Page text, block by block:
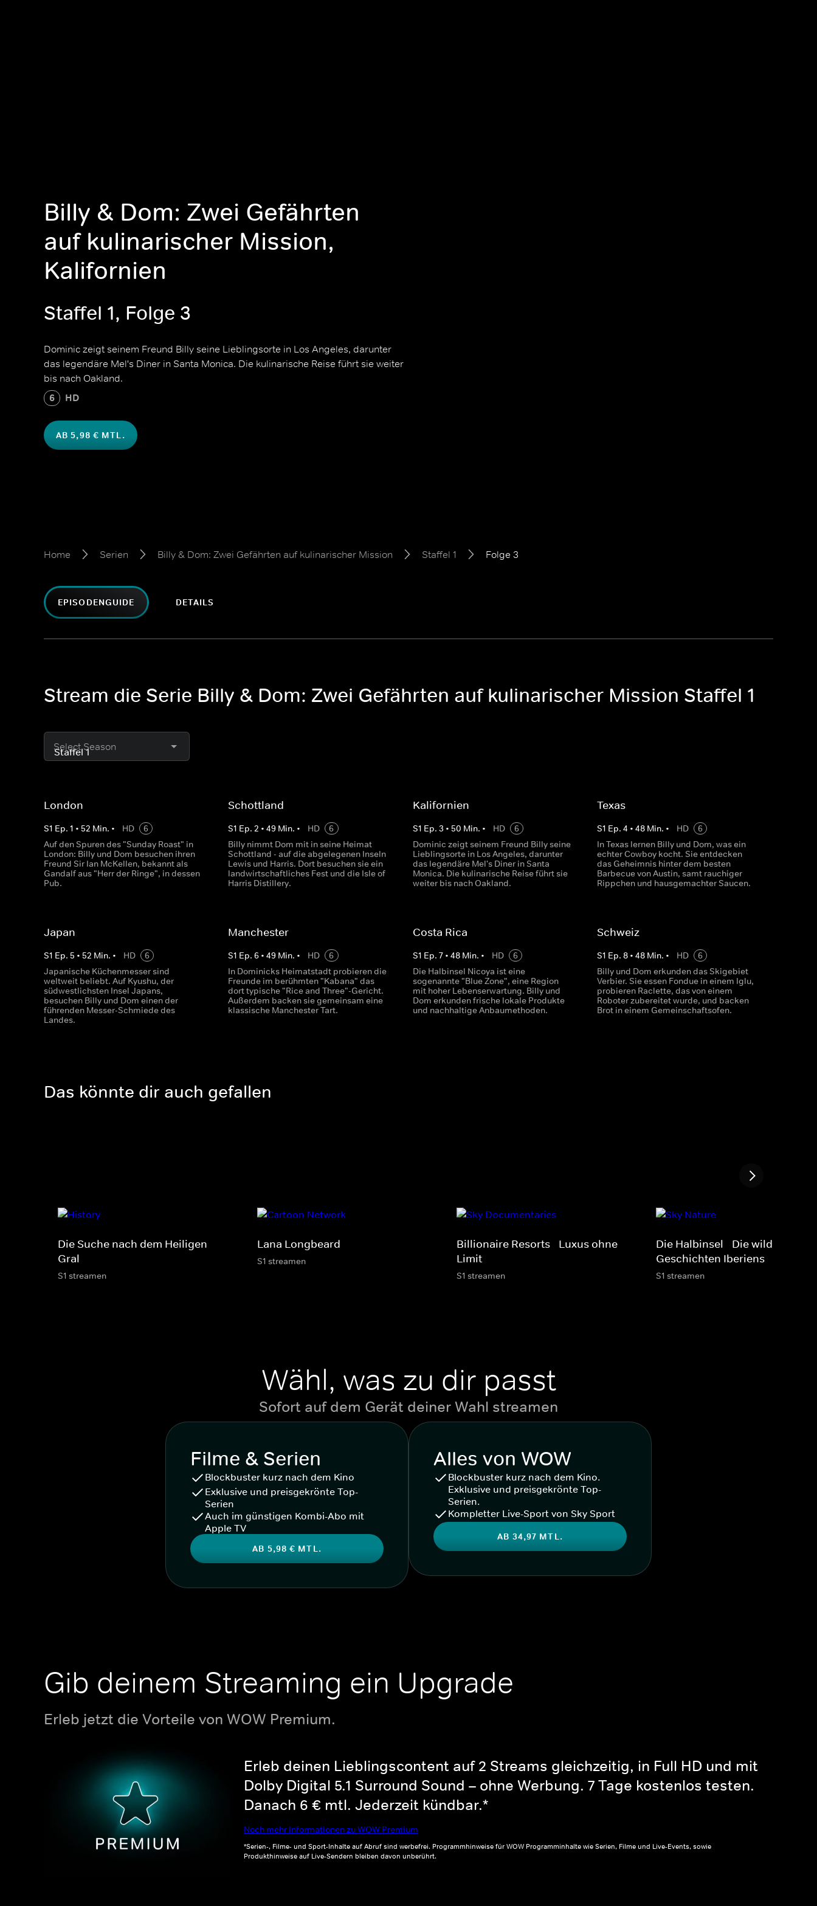
Billy & Dom: Zwei Gefährten
auf kulinarischer Mission,
Kalifornien
Staffel 1, Folge 3
Dominic zeigt seinem Freund Billy seine Lieblingsorte in Los Angeles, darunter
das legendäre Mel's Diner in Santa Monica. Die kulinarische Reise führt sie weiter
bis nach Oakland.
6 HD
AB 5,98 € MTL.
Home Serien Billy & Dom: Zwei Gefährten auf kulinarischer Mission Staffel 1 Folge 3
EPISODENGUIDE DETAILS
Stream die Serie Billy & Dom: Zwei Gefährten auf kulinarischer Mission Staffel 1
Select Season
London
S1 Ep. 1 • 52 Min. • HD
6
Auf den Spuren des "Sunday Roast" in
London: Billy und Dom besuchen ihren
Freund Sir Ian McKellen, bekannt als
Gandalf aus "Herr der Ringe", in dessen
Pub.
Schottland
S1 Ep.2 •49 Min. • HD
6
Billy nimmt Dom mit in seine Heimat
Schottland - auf die abgelegenen Inseln
Lewis und Harris. Dort besuchen sie ein
landwirtschaftliches Fest und die Isle of
Harris Distillery.
Kalifornien
S1 Ep. 3 • 50 Min. • HD
6
Dominic zeigt seinem Freund Billy seine
Lieblingsorte in Los Angeles, darunter
das legendäre Mel's Diner in Santa
Monica. Die kulinarische Reise führt sie
weiter bis nach Oakland.
Texas
S1 Ep. 4 • 48Min. • HD
6
In Texas lernen Billy und Dom, was ein
echter Cowboy kocht. Sie entdecken
das Geheimnis hinter dem besten
Barbecue von Austin, samt rauchiger
Rippchen und hausgemachter Saucen.
Japan
S1 Ep. 5 • 52 Min. • HD
6
Japanische Küchenmesser sind
weltweit beliebt. Auf Kyushu, der
südwestlichsten Insel Japans,
besuchen Billy und Dom einen der
führenden Messer-Schmiede des
Landes.
Manchester
S1 Ep.6 •49 Min. • HD
6
In Dominicks Heimatstadt probieren die
Freunde im berühmten "Kabana" das
dort typische "Rice and Three"-Gericht.
Außerdem backen sie gemeinsam eine
klassische Manchester Tart.
Costa Rica
S1 Ep. 7• 48Min. • HD
6
Die Halbinsel Nicoya ist eine
sogenannte "Blue Zone", eine Region
mit hoher Lebenserwartung. Billy und
Dom erkunden frische lokale Produkte
und nachhaltige Anbaumethoden.
Schweiz
S1 Ep. 8• 48Min. • HD
6
Billy und Dom erkunden das Skigebiet
Verbier. Sie essen Fondue in einem Iglu,
probieren Raclette, das von einem
Roboter zubereitet wurde, und backen
Brot in einem Gemeinschaftsofen.
Das könnte dir auch gefallen
Die Suche nach dem Heiligen
Gral
S1 streamen
Lana Longbeard
S1 streamen
Billionaire Resorts - Luxus ohne
Limit
S1 streamen
Die Halbinsel - Die wilden
Geschichten Iberiens
S1 streamen
Wähl, was zu dir passt
Sofort auf dem Gerät deiner Wahl streamen
Filme & Serien
Blockbuster kurz nach dem Kino
Exklusive und preisgekrönte Top-
Serien
Auch im günstigen Kombi-Abo mit
Apple TV
AB 5,98 € MTL.
Alles von WOW
Blockbuster kurz nach dem Kino.
Exklusive und preisgekrönte Top-
Serien.
Kompletter Live-Sport von Sky Sport
AB 34,97 MTL.
Gib deinem Streaming ein Upgrade
Erleb jetzt die Vorteile von WOW Premium.
Erleb deinen Lieblingscontent auf 2 Streams gleichzeitig, in Full HD und mit
Dolby Digital 5.1 Surround Sound – ohne Werbung. 7 Tage kostenlos testen.
Danach 6 € mtl. Jederzeit kündbar.*
Noch mehr Informationen zu WOW Premium
*Serien-, Filme- und Sport-Inhalte auf Abruf sind werbefrei. Programmhinweise für WOW Programminhalte wie Serien, Filme und Live-Events, sowie
Produkthinweise auf Live-Sendern bleiben davon unberührt.